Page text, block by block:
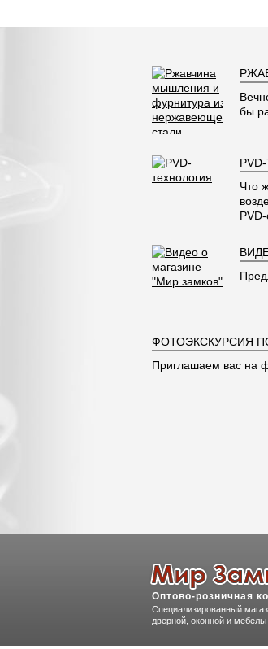
бы
Что
ФОТОЭКСКУРСИЯ
Приглашаем вас на
Оптово-розничная
Специализированный
дверной, оконной и